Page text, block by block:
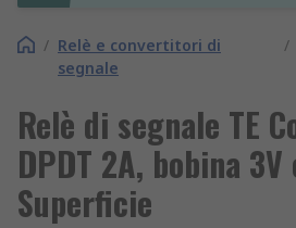
/ Relè e convertitori di
segnale
/
Relè di segnale TE
DPDT 2A, bobina 3V
Superficie